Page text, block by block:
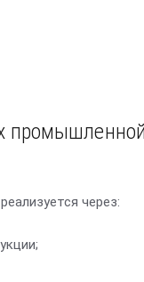
через: